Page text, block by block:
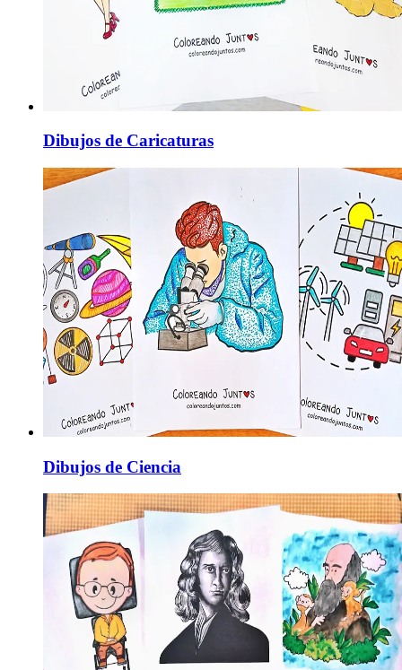
Dibujos de Caricaturas
Dibujos de Ciencia